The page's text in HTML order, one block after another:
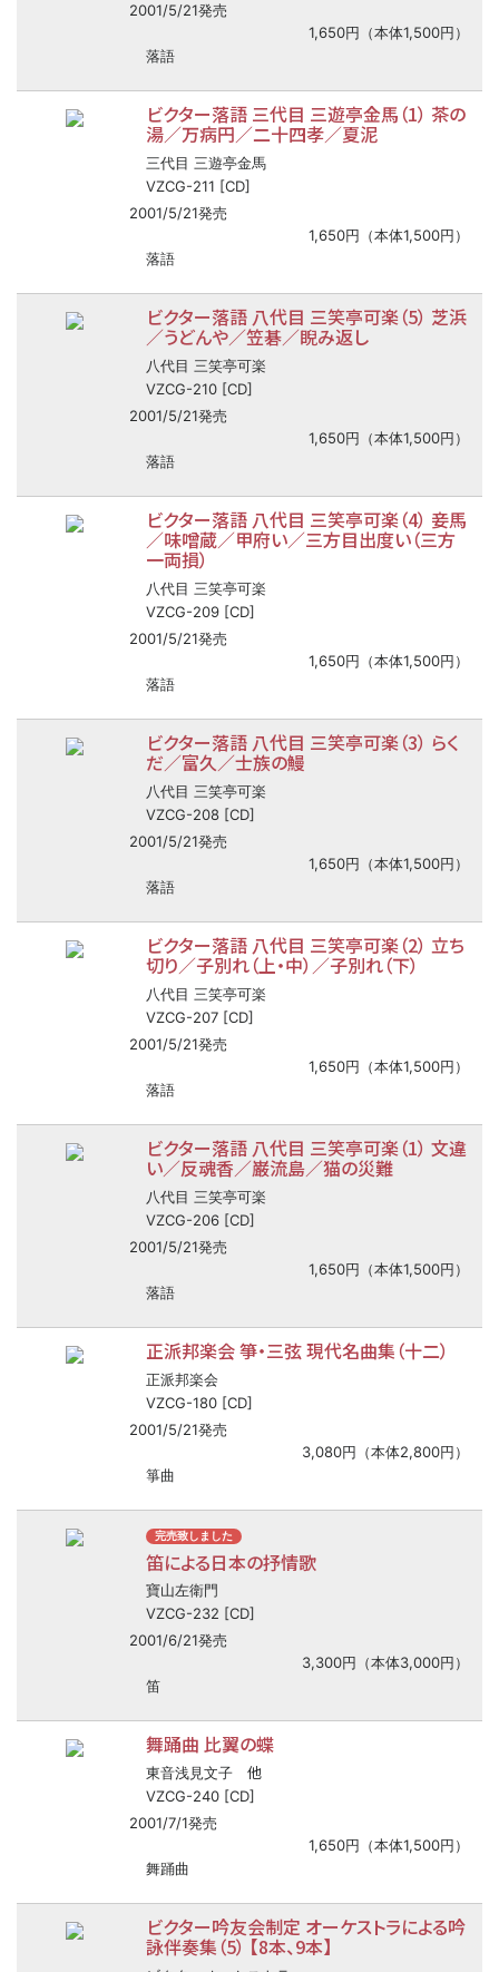
2001/5/21発売
1,650円（本体1,500円）
落語
ビクター落語 三代目 三遊亭金馬（1） 茶の
湯／万病円／二十四孝／夏泥
三代目 三遊亭金馬
VZCG-211 [CD]
2001/5/21発売
1,650円（本体1,500円）
落語
ビクター落語 八代目 三笑亭可楽（5） 芝浜
／うどんや／笠碁／睨み返し
八代目 三笑亭可楽
VZCG-210 [CD]
2001/5/21発売
1,650円（本体1,500円）
落語
ビクター落語 八代目 三笑亭可楽（4） 妾馬
／味噌蔵／甲府い／三方目出度い（三方
一両損）
八代目 三笑亭可楽
VZCG-209 [CD]
2001/5/21発売
1,650円（本体1,500円）
落語
ビクター落語 八代目 三笑亭可楽（3） らく
だ／富久／士族の鰻
八代目 三笑亭可楽
VZCG-208 [CD]
2001/5/21発売
1,650円（本体1,500円）
落語
ビクター落語 八代目 三笑亭可楽（2） 立ち
切り／子別れ（上・中）／子別れ（下）
八代目 三笑亭可楽
VZCG-207 [CD]
2001/5/21発売
1,650円（本体1,500円）
落語
ビクター落語 八代目 三笑亭可楽（1） 文違
い／反魂香／巌流島／猫の災難
八代目 三笑亭可楽
VZCG-206 [CD]
2001/5/21発売
1,650円（本体1,500円）
落語
正派邦楽会 箏・三弦 現代名曲集（十二）
正派邦楽会
VZCG-180 [CD]
2001/5/21発売
3,080円（本体2,800円）
箏曲
完売致しました
笛による日本の抒情歌
寶山左衛門
VZCG-232 [CD]
2001/6/21発売
3,300円（本体3,000円）
笛
舞踊曲 比翼の蝶
東音浅見文子 他
VZCG-240 [CD]
2001/7/1発売
1,650円（本体1,500円）
舞踊曲
ビクター吟友会制定 オーケストラによる吟
詠伴奏集（5） 【8本、9本】